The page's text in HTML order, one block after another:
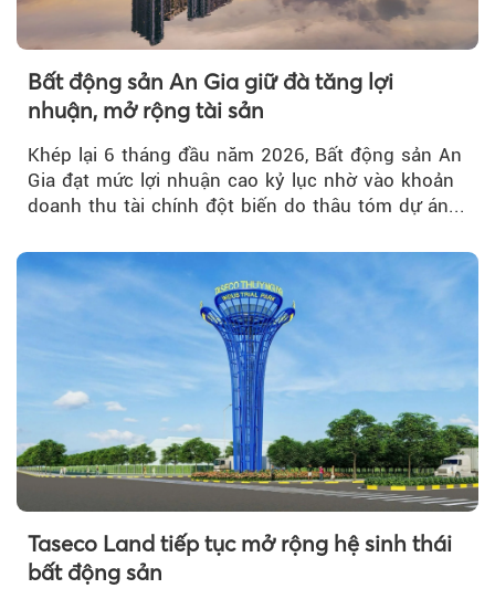
Bất động sản An Gia giữ đà tăng lợi
nhuận, mở rộng tài sản
Khép lại 6 tháng đầu năm 2026, Bất động sản An
Gia đạt mức lợi nhuận cao kỷ lục nhờ vào khoản
doanh thu tài chính đột biến do thâu tóm dự án...
Taseco Land tiếp tục mở rộng hệ sinh thái
bất động sản